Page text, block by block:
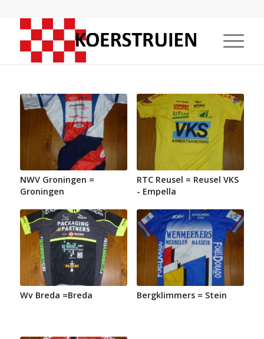
NWV Groningen =
Groningen
RTC Reusel = Reusel VKS
- Empella
Wv Breda =Breda Bergklimmers = Stein